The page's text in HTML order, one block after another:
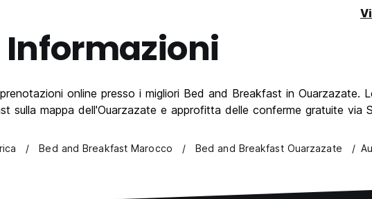
online presso i migliori Bed and Breakfast in Ouarzazate.
sulla mappa dell'Ouarzazate e approfitta delle conferme gratuite via
Bed and Breakfast Marocco Bed and Breakfast Ouarzazate